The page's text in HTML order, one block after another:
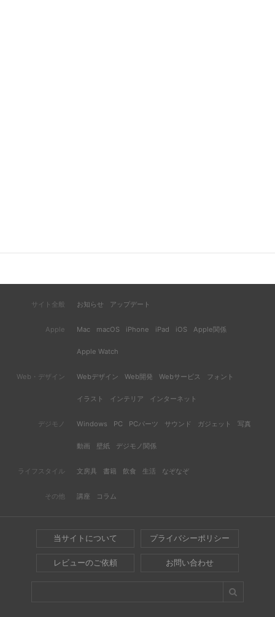
サイト全般 お知らせ アップデート
Apple Mac macOS iPhone iPad iOS Apple関係
Apple Watch
Web・デザイン Webデザイン Web開発 Webサービス フォント
イラスト インテリア インターネット
デジモノ Windows PC PCパーツ サウンド ガジェット 写真
動画 壁紙 デジモノ関係
ライフスタイル 文房具 書籍 飲食 生活 なぞなぞ
その他 講座 コラム
当サイトについて プライバシーポリシー
レビューのご依頼 お問い合わせ